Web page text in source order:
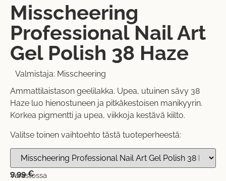
Misscheering
Professional Nail Art
Gel Polish 38 Haze
Valmistaja: Misscheering
Ammattilaistason geelilakka. Upea, utuinen sävy 38
Haze luo hienostuneen ja pitkäkestoisen manikyyrin.
Korkea pigmentti ja upea, viikkoja kestävä kiilto.
Valitse toinen vaihtoehto tästä tuoteperheestä:
9,99€
Varastossa